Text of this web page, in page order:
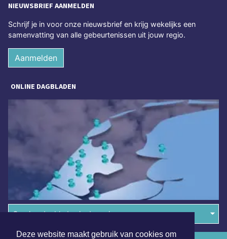
Deze website maakt gebruik van cookies om
NIEUWSBRIEF AANMELDEN
Schrijf je in voor onze nieuwsbrief en krijg wekelijks een
samenvatting van alle gebeurtenissen uit jouw regio.
Aanmelden
ONLINE DAGBLADEN
Overige dagbladen in de regio